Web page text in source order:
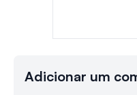
Adicionar um